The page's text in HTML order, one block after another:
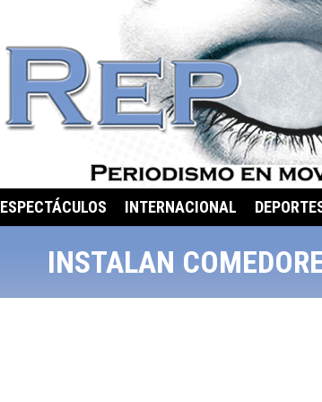
ESPECTÁCULOS INTERNACIONAL
INSTALAN